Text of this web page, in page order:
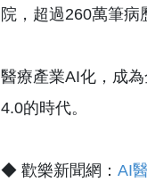
院，超過260萬筆病
醫療產業AI化，成
4.0的時代。
◆ 歡樂新聞網： AI